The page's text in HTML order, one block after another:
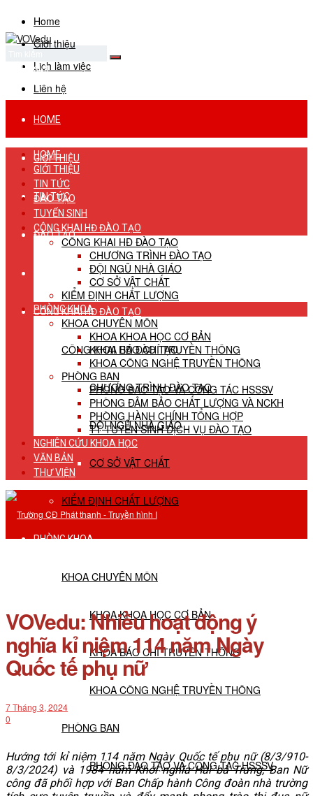
Home
Giới thiệu
Lịch làm việc
Liên hệ
No Result
View All Result
HOME
GIỚI THIỆU
TIN TỨC
ĐÀO TẠO
TUYỂN SINH
CÔNG KHAI HĐ ĐÀO TẠO
CÔNG KHAI HĐ ĐÀO TẠO
CHƯƠNG TRÌNH ĐÀO TẠO
ĐỘI NGŨ NHÀ GIÁO
CƠ SỞ VẬT CHẤT
KIỂM ĐỊNH CHẤT LƯỢNG
PHÒNG KHOA
KHOA CHUYÊN MÔN
KHOA KHOA HỌC CƠ BẢN
KHOA BÁO CHÍ TRUYỀN THÔNG
KHOA CÔNG NGHỆ TRUYỀN THÔNG
PHÒNG BAN
PHÒNG ĐÀO TẠO VÀ CÔNG TÁC HSSSV
HOME
GIỚI THIỆU
TIN TỨC
ĐÀO TẠO
TUYỂN SINH
CÔNG KHAI HĐ ĐÀO TẠO
CÔNG KHAI HĐ ĐÀO TẠO
CHƯƠNG TRÌNH ĐÀO TẠO
ĐỘI NGŨ NHÀ GIÁO
CƠ SỞ VẬT CHẤT
KIỂM ĐỊNH CHẤT LƯỢNG
PHÒNG KHOA
KHOA CHUYÊN MÔN
KHOA KHOA HỌC CƠ BẢN
KHOA BÁO CHÍ TRUYỀN THÔNG
KHOA CÔNG NGHỆ TRUYỀN THÔNG
PHÒNG BAN
PHÒNG ĐÀO TẠO VÀ CÔNG TÁC HSSSV
PHÒNG ĐẢM BẢO CHẤT LƯỢNG VÀ NCKH
PHÒNG HÀNH CHÍNH TỔNG HỢP
TT TUYỂN SINH DỊCH VỤ ĐÀO TẠO
NGHIÊN CỨU KHOA HỌC
VĂN BẢN
THƯ VIỆN
VOVedu: Nhiều hoạt động ý
nghĩa kỉ niệm 114 năm Ngày
Quốc tế phụ nữ
7 Tháng 3, 2024
0
Hướng tới kỉ niệm 114 năm Ngày Quốc tế phụ nữ (8/3/910-
8/3/2024) và 1984 năm Khởi nghĩa Hai bà Trưng, Ban Nữ
công đã phối hợp với Ban Chấp hành Công đoàn nhà trường